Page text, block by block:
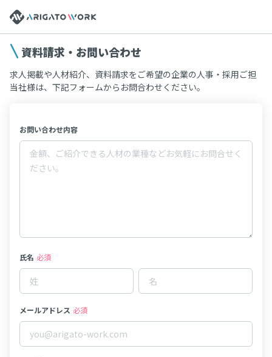
資料請求・お問い合わせ
求人掲載や人材紹介、資料請求をご希望の企業の人事・採用ご担
当社様は、下記フォームからお問合わせください。
お問い合わせ内容
氏名 必須
メールアドレス 必須